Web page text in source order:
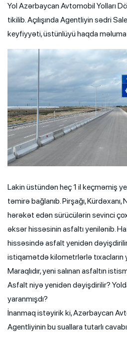
Yol Azərbaycan Avtomobil Yolları
tikilib. Açılışında Agentliyin sədri
keyfiyyəti, üstünlüyü haqda
Lakin üstündən heç 1 il keçməmiş
təmirə bağlanıb. Pirşağı,
hərəkət edən sürücülərin sevinci
əksər hissəsinin asfaltı yenilənib.
hissəsində asfalt yenidən
istiqamətdə kilometrlərlə tıxacların
Maraqlıdır, yeni salınan asfaltın
Asfalt niyə yenidən dəyişdirilir?
yaranmışdı?
İnanmaq istəyirik ki, Azərbaycan
Agentliyinin bu suallara tutarlı